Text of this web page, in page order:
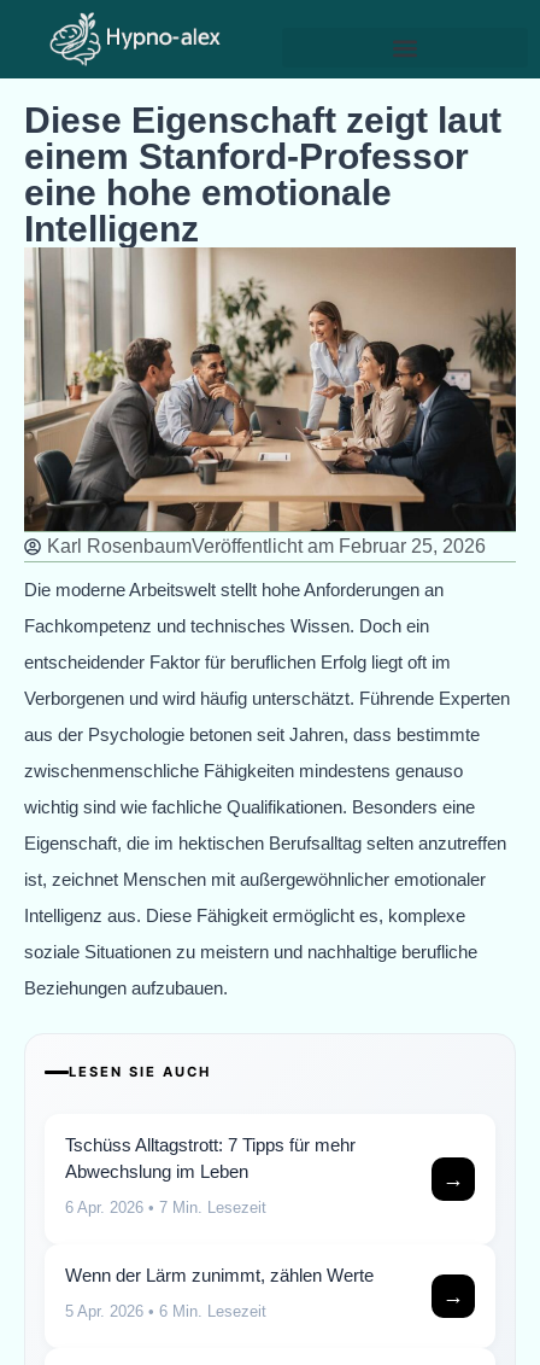
Diese Eigenschaft zeigt laut
einem Stanford-Professor
eine hohe emotionale
Intelligenz
Karl RosenbaumVeröffentlicht am Februar 25, 2026
Die moderne Arbeitswelt stellt hohe Anforderungen an
Fachkompetenz und technisches Wissen. Doch ein
entscheidender Faktor für beruflichen Erfolg liegt oft im
Verborgenen und wird häufig unterschätzt. Führende Experten
aus der Psychologie betonen seit Jahren, dass bestimmte
zwischenmenschliche Fähigkeiten mindestens genauso
wichtig sind wie fachliche Qualifikationen. Besonders eine
Eigenschaft, die im hektischen Berufsalltag selten anzutreffen
ist, zeichnet Menschen mit außergewöhnlicher emotionaler
Intelligenz aus. Diese Fähigkeit ermöglicht es, komplexe
soziale Situationen zu meistern und nachhaltige berufliche
Beziehungen aufzubauen.
LESEN SIE AUCH
Tschüss Alltagstrott: 7 Tipps für mehr
Abwechslung im Leben
6 Apr. 2026 • 7 Min. Lesezeit
→
Wenn der Lärm zunimmt, zählen Werte
5 Apr. 2026 • 6 Min. Lesezeit
→